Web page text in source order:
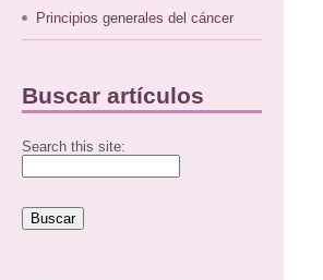
Principios generales del cáncer
Buscar artículos
Search this site: